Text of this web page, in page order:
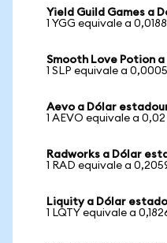
Yield Guild Games a
1 YGG equivale a
Smooth Love Potion
1 SLP equivale a
Aevo a Dólar
1 AEVO equivale a 0,02
Radworks a Dólar
1 RAD equivale a
Liquity a Dólar
1 LQTY equivale a